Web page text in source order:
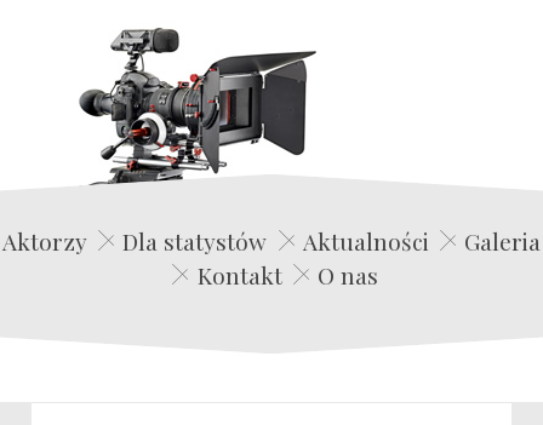
Edwin Film Agencja Aktorska
Aktorzy Dla statystów Aktualności
Galeria
Kontakt
O nas